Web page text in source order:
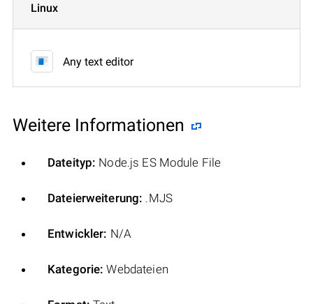
Linux
Any text editor
Weitere Informationen
Dateityp: Node.js ES Module File
Dateierweiterung: .MJS
Entwickler: N/A
Kategorie: Webdateien